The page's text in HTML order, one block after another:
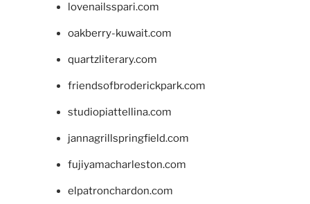
lovenailsspari.com
oakberry-kuwait.com
quartzliterary.com
friendsofbroderickpark.com
studiopiattellina.com
jannagrillspringfield.com
fujiyamacharleston.com
elpatronchardon.com